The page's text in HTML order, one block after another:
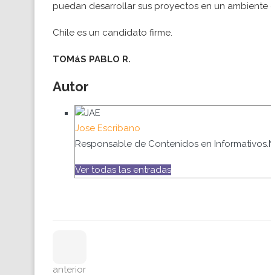
puedan desarrollar sus proyectos en un
Chile es un candidato firme.
TOMáS PABLO R.
Autor
Jose Escribano
Responsable de Contenidos en
Ver todas las entradas
anterior